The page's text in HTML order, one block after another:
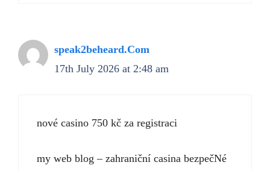
speak2beheard.Com
17th July 2026 at 2:48 am
nové casino 750 kč za registraci
my web blog – zahraniční casina bezpečNé